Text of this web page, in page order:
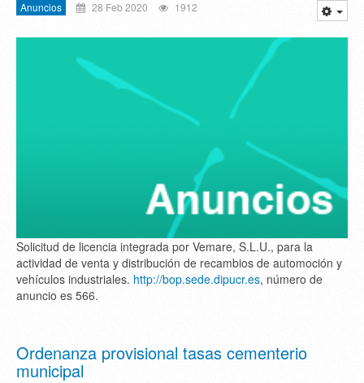
Anuncios 28 Feb 2020 1912
Solicitud de licencia integrada por Vemare, S.L.U., para la
actividad de venta y distribución de recambios de automoción y
vehículos industriales. http://bop.sede.dipucr.es, número de
anuncio es 566.
Ordenanza provisional tasas cementerio
municipal